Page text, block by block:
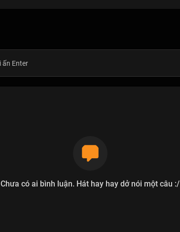
Chưa có ai bình luận. Hát hay hay dở nói một câu :/